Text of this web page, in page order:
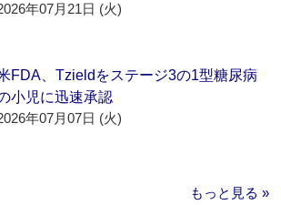
年07月21日 (火)
FDA、Tzieldをステージ3の1型糖尿病
小児に迅速承認
年07月07日 (火)
もっと見る »